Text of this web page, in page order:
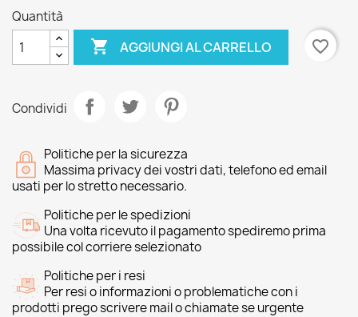
Quantità
 AGGIUNGI AL CARRELLO favorite_border
Condividi
Politiche per la sicurezza
Massima privacy dei vostri dati, telefono ed email
usati per lo stretto necessario.
Politiche per le spedizioni
Una volta ricevuto il pagamento spediremo prima
possibile col corriere selezionato
Politiche per i resi
Per resi o informazioni o problematiche con i
prodotti prego scrivere mail o chiamate se urgente